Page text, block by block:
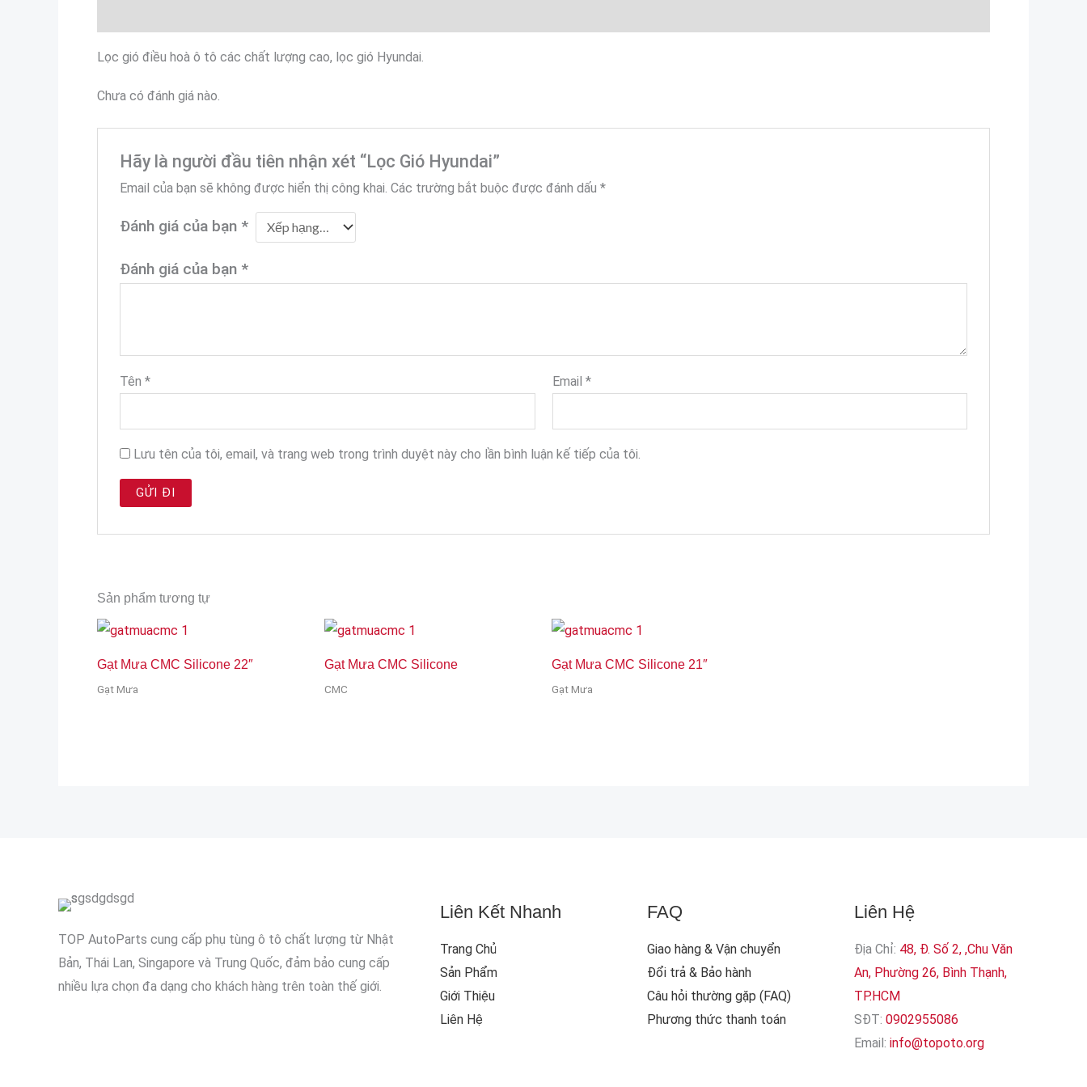
Lọc gió điều hoà ô tô các chất lượng cao, lọc gió Hyundai.
Chưa có đánh giá nào.
Hãy là người đầu tiên nhận xét “Lọc Gió Hyundai”
Email của bạn sẽ không được hiển thị công khai. Các trường bắt buộc được đánh dấu *
Đánh giá của bạn *
Đánh giá của bạn *
Tên * Email *
Lưu tên của tôi, email, và trang web trong trình duyệt này cho lần bình luận kế tiếp của tôi.
Sản phẩm tương tự
Gạt Mưa CMC Silicone 22″
Gạt Mưa
Gạt Mưa CMC Silicone
CMC
Gạt Mưa CMC Silicone 21″
Gạt Mưa
TOP AutoParts cung cấp phụ tùng ô tô chất lượng từ Nhật
Bản, Thái Lan, Singapore và Trung Quốc, đảm bảo cung cấp
nhiều lựa chọn đa dạng cho khách hàng trên toàn thế giới.
Liên Kết Nhanh
Trang Chủ
Sản Phẩm
Giới Thiệu
Liên Hệ
FAQ
Giao hàng & Vận chuyển
Đổi trả & Bảo hành
Câu hỏi thường gặp (FAQ)
Phương thức thanh toán
Liên Hệ
Địa Chỉ: 48, Đ. Số 2, ,Chu Văn
An, Phường 26, Bình Thạnh,
TP.HCM
SĐT: 0902955086
Email: info@topoto.org